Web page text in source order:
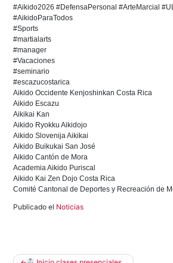
#Aikido2026 #DefensaPersonal #ArteMarcial
#AikidoParaTodos
#Sports
#martialarts
#manager
#Vacaciones
#seminario
#escazucostarica
Aikido Occidente Kenjoshinkan Costa Rica
Aikido Escazu
Aikikai Kan
Aikido Ryokku Aikidojo
Aikido Slovenija Aikikai
Aikido Buikukai San José
Aikido Cantón de Mora
Academia Aikido Puriscal
Aikido Kai Zen Dojo Costa Rica
Comité Cantonal de Deportes y Recreación de
Publicado el Noticias